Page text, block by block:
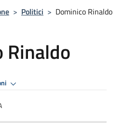
> Politici > Dominico Rinaldo
Rinaldo